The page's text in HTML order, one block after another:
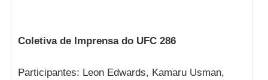
Coletiva de Imprensa do UFC 286
Participantes: Leon Edwards, Kamaru Usman,